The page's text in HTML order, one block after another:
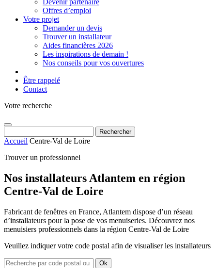
Devenir partenaire
Offres d’emploi
Votre projet
Demander un devis
Trouver un installateur
Aides financières 2026
Les inspirations de demain !
Nos conseils pour vos ouvertures
Être rappelé
Contact
Votre recherche
Accueil Centre-Val de Loire
Trouver un professionnel
Nos installateurs Atlantem en région
Centre-Val de Loire
Fabricant de fenêtres en France, Atlantem dispose d’un réseau
d’installateurs pour la pose de vos menuiseries. Découvrez nos
menuisiers professionnels dans la région Centre-Val de Loire
Veuillez indiquer votre code postal afin de visualiser les installateurs
Ok